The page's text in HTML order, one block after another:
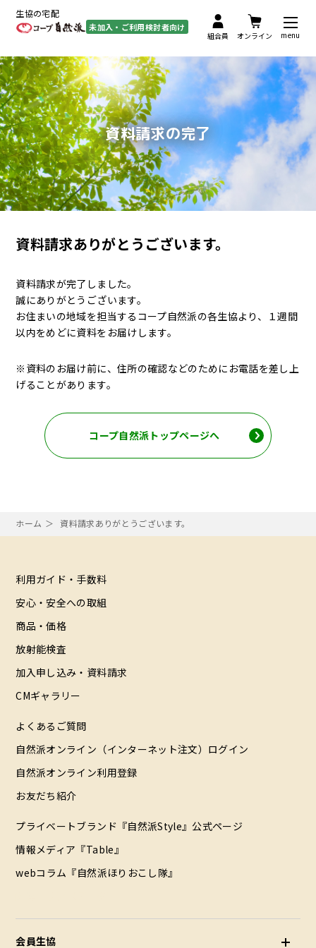
組合員 オンライン menu
生協の宅配
未加入・ご利用検討者向け
資料請求の完了
資料請求ありがとうございます。
資料請求が完了しました。
誠にありがとうございます。
お住まいの地域を担当するコープ自然派の各生協より、１週間
以内をめどに資料をお届けします。
※資料のお届け前に、住所の確認などのためにお電話を差し上
げることがあります。
コープ自然派トップページへ
ホーム 資料請求ありがとうございます。
利用ガイド・手数料
安心・安全への取組
商品・価格
放射能検査
加入申し込み・資料請求
CMギャラリー
よくあるご質問
自然派オンライン（インターネット注文）ログイン
自然派オンライン利用登録
お友だち紹介
プライベートブランド『自然派Style』公式ページ
情報メディア『Table』
webコラム『自然派ほりおこし隊』
会員生協